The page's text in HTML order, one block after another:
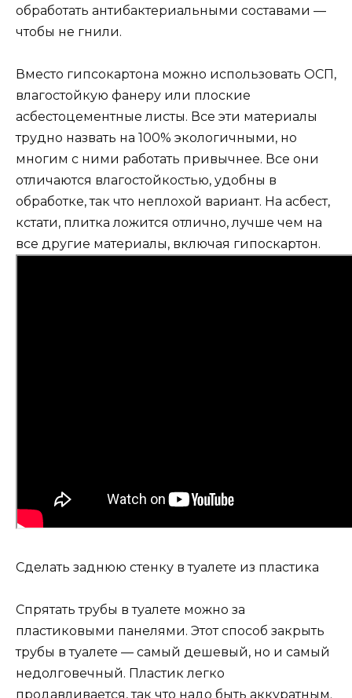
обработать антибактериальными составами —
чтобы не гнили.
Вместо гипсокартона можно использовать ОСП,
влагостойкую фанеру или плоские
асбестоцементные листы. Все эти материалы
трудно назвать на 100% экологичными, но
многим с ними работать привычнее. Все они
отличаются влагостойкостью, удобны в
обработке, так что неплохой вариант. На асбест,
кстати, плитка ложится отлично, лучше чем на
все другие материалы, включая гипоскартон.
Сделать заднюю стенку в туалете из пластика
Спрятать трубы в туалете можно за
пластиковыми панелями. Этот способ закрыть
трубы в туалете — самый дешевый, но и самый
недолговечный. Пластик легко
продавливается, так что надо быть аккуратным.